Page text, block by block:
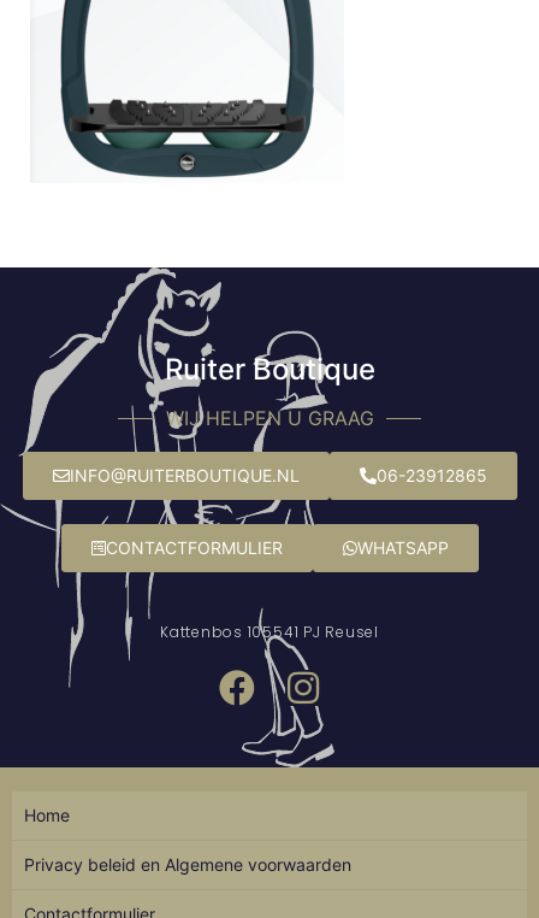
Ruiter Boutique
WIJ HELPEN U GRAAG
INFO@RUITERBOUTIQUE.NL 06-23912865
CONTACTFORMULIER WHATSAPP
Kattenbos 105541 PJ Reusel
Home
Privacy beleid en Algemene voorwaarden
Contactformulier